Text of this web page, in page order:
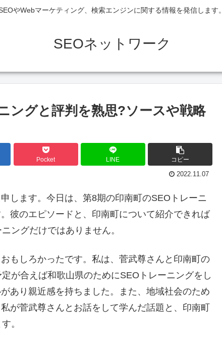
やWebマーケティング、検索エンジンに関する情報を発信します。
SEOネットワーク
ングと評判を熟思?ソースや戦略
Pocket LINE コピー
2022.11.07
します。今日は、第8期の印南町のSEOトレーニ
彼のエピソードと、印南町について紹介できれば
ングだけではありません。
もしろかったです。私は、菅武尊さんと印南町の
が合えば和歌山県のためにSEOトレーニングをし
あり親近感を持ちました。また、地域社会のため
が菅武尊さんとお話をして学んだ話題と、印南町
。